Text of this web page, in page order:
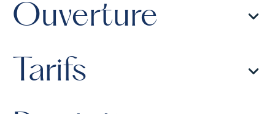
Ouverture
Tarifs